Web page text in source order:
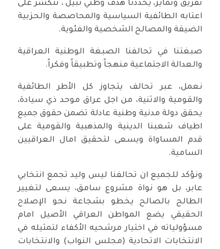
تفريق وتمايز، يحددنا هدف وطني نبيل ، تتكسَر على
اعتابه الطائفية السياسية والمحاصصة والحزبية
الضيقة والمصالح الشخصية والفئوية.
صبغتنا في تحالفنا الصبغة الوطنية العراقية
والعدالة الاجتماعية منهجاً وتطبيقاً وفكراً.
نعمل، عبر تحالف يتجاوز كل الأطر الطائفية
والقومية والاثنية، من اجل عراق موحد ذي سيادة،
يحقق دولة مدنية وطنية عادلة تضمن حقوق جميع
اطياف شعبنا الدينية والمذهبية والقومية على
قدم المساواة ويسعى لتحقيق امال العراقيين
السامية.
ونؤكد للجميع ان تحالفنا ليس وليد تجمع انتخابي
عابر، بل هو نواة مشروع سامق، يسعى لتغيير
الطالح بالصالح يخطو بشجاعة نحو الإصلاح
الحقيقي يضع المواطن العراقي الأصيل امام
مسؤولياته في اختيار مرشحيه الأكفاء لتمثيله في
الانتخابات الاتحادية (مجلس النواب) والانتخابات